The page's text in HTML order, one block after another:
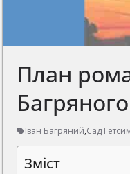
План
Багряного
Іван Багряний,Сад
Зміст